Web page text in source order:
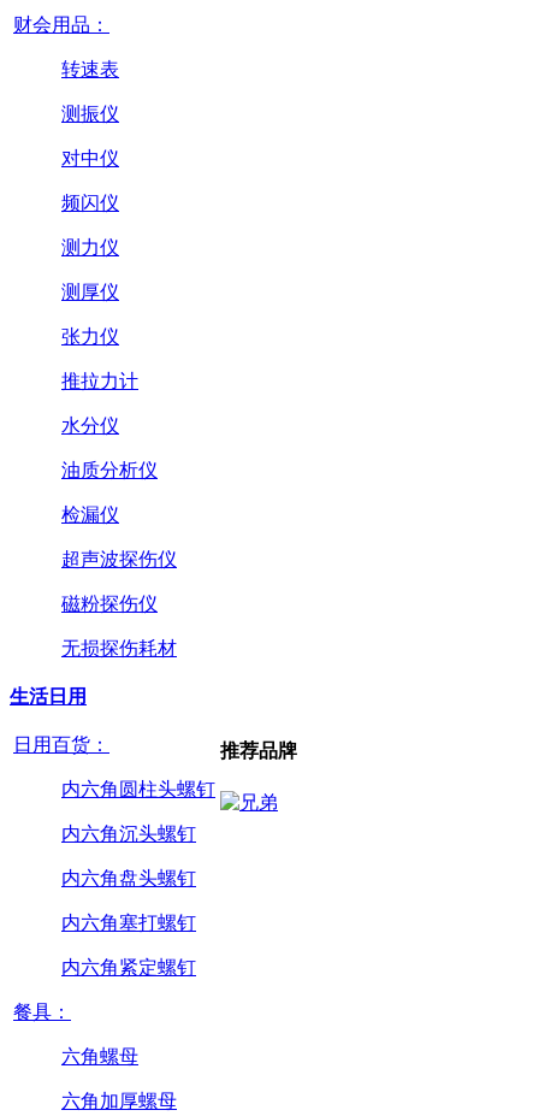
财会用品：
转速表
测振仪
对中仪
频闪仪
测力仪
测厚仪
张力仪
推拉力计
水分仪
油质分析仪
检漏仪
超声波探伤仪
磁粉探伤仪
无损探伤耗材
生活日用
日用百货：
内六角圆柱头螺钉
内六角沉头螺钉
内六角盘头螺钉
内六角塞打螺钉
内六角紧定螺钉
餐具：
六角螺母
六角加厚螺母
推荐品牌